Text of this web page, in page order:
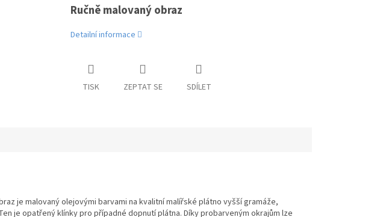
Ručně malovaný obraz
Detailní informace
TISK ZEPTAT SE SDÍLET
je malovaný olejovými barvami na kvalitní malířské plátno vyšší gramáže,
je opatřený klínky pro případné dopnutí plátna. Díky probarveným okrajům lze